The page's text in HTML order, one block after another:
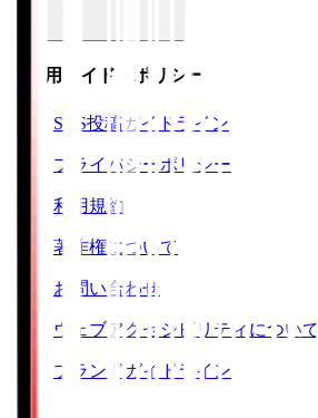
ご利用ガイド・ポリシー
SNS投稿ガイドライン
プライバシーポリシー
利用規約
著作権について
お問い合わせ
ウェブアクセシビリティについて
ブランドガイドライン